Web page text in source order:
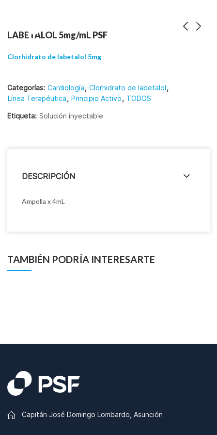
LABETALOL 5mg/mL PSF
Clorhidrato de labetalol 5mg
Categorías: Cardiología, Clorhidrato de labetalol ,
Línea Terapéutica, Principio Activo, TODOS
Etiqueta: Solución inyectable
DESCRIPCIÓN
Ampolla x 4mL
TAMBIÉN PODRÍA INTERESARTE
Capitán José Domingo Lombardo, Asunción